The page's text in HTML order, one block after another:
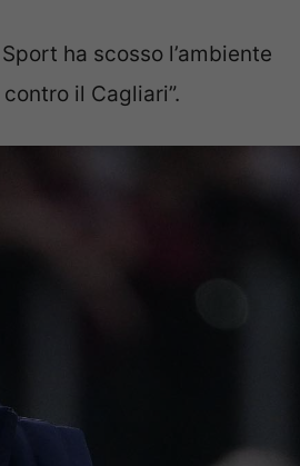
ha scosso l’ambiente
il Cagliari”.